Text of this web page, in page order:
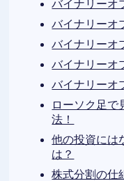
バイナリーオ
バイナリーオ
バイナリーオ
バイナリーオ
バイナリーオ
ローソク足で
法！
他の投資には
は？
株式分割の仕